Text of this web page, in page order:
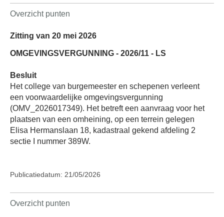
Overzicht punten
Zitting van 20 mei 2026
OMGEVINGSVERGUNNING - 2026/11 - LS
Besluit
Het college van burgemeester en schepenen verleent
een voorwaardelijke omgevingsvergunning
(OMV_2026017349). Het betreft een aanvraag voor het
plaatsen van een omheining, op een terrein gelegen
Elisa Hermanslaan 18, kadastraal gekend afdeling 2
sectie I nummer 389W.
Publicatiedatum: 21/05/2026
Overzicht punten